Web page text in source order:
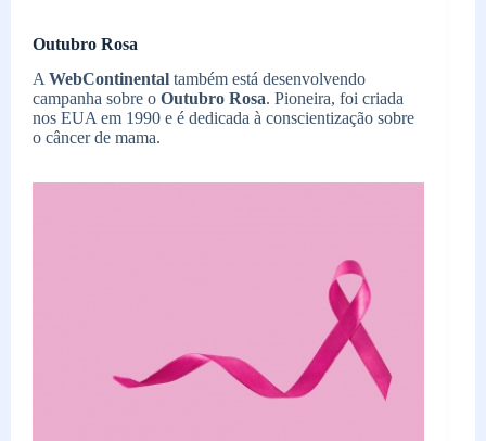
Outubro Rosa
AWebContinental também está desenvolvendo
campanha sobre o Outubro Rosa. Pioneira, foi criada
nos EUA em 1990 e é dedicada à conscientização sobre
o câncer de mama.